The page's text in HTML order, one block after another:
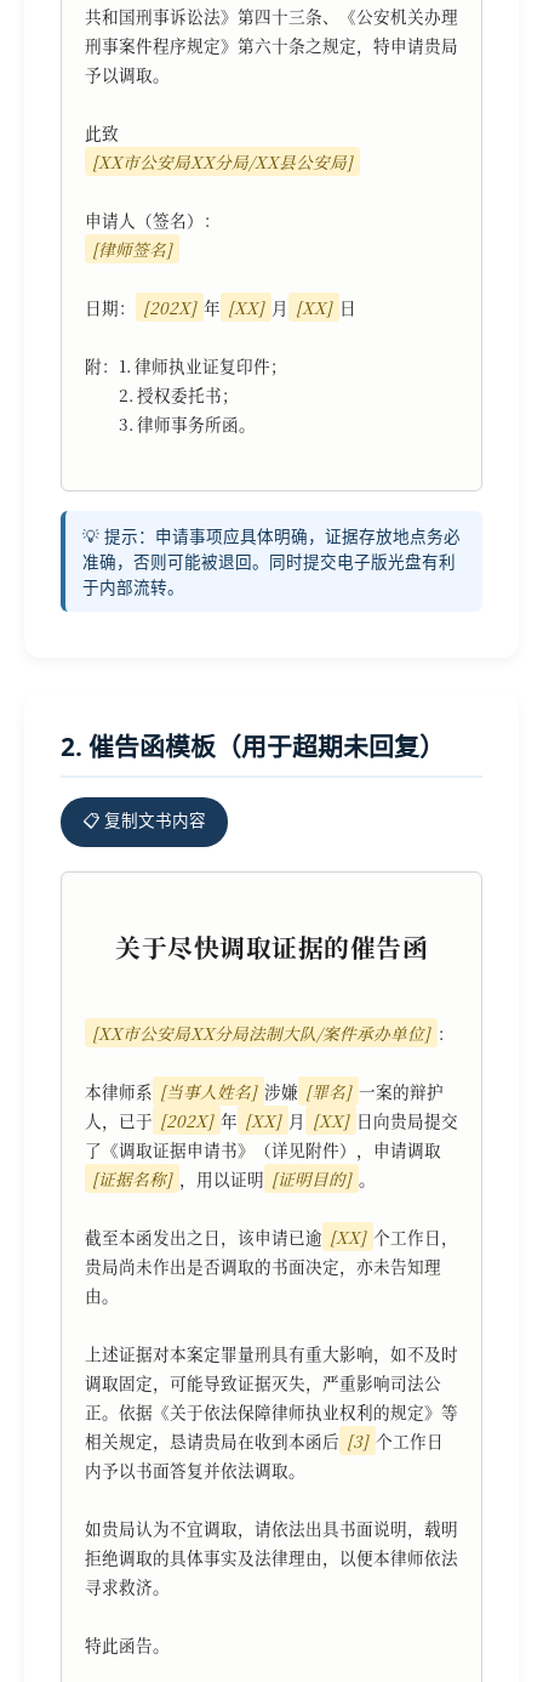
共和国刑事诉讼法》第四十三条、《公安机关办理
刑事案件程序规定》第六十条之规定，特申请贵局
予以调取。
[XX市公安局XX分局/XX县公安局]
[律师签名]
日期： [202X] 年 [XX] 月 [XX] 日
附：1. 律师执业证复印件；
2. 授权委托书；
3. 律师事务所函。
💡 提示：申请事项应具体明确，证据存放地点务必
准确，否则可能被退回。同时提交电子版光盘有利
于内部流转。
2. 催告函模板（用于超期未回复）
📋 复制文书内容
关于尽快调取证据的催告函
[XX市公安局XX分局法制大队/案件承办单位] ：
本律师系 [当事人姓名] 涉嫌 [罪名] 一案的辩护
人，已于 [202X] 年 [XX] 月 [XX] 日向贵局提交
了《调取证据申请书》（详见附件），申请调取
[证据名称] ，用以证明 [证明目的] 。
截至本函发出之日，该申请已逾 [XX] 个工作日，
贵局尚未作出是否调取的书面决定，亦未告知理
由。
上述证据对本案定罪量刑具有重大影响，如不及时
调取固定，可能导致证据灭失，严重影响司法公
正。依据《关于依法保障律师执业权利的规定》等
相关规定，恳请贵局在收到本函后 [3] 个工作日
内予以书面答复并依法调取。
如贵局认为不宜调取，请依法出具书面说明，载明
拒绝调取的具体事实及法律理由，以便本律师依法
寻求救济。
特此函告。